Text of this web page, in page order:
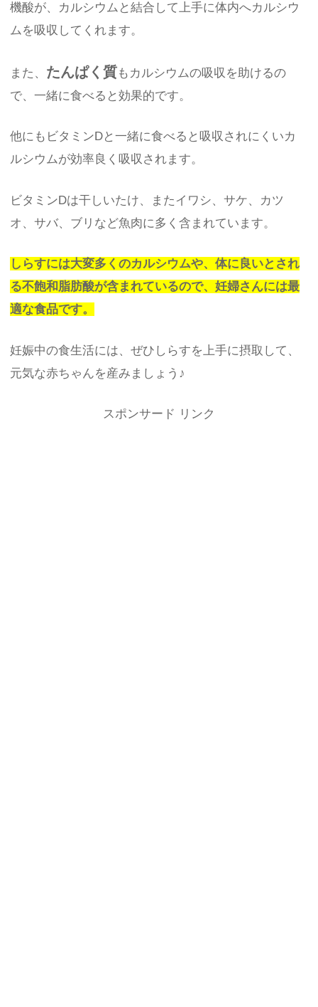
機酸が、カルシウムと結合して上手に体内へカルシウ
ムを吸収してくれます。
また、 たんぱく質もカルシウムの吸収を助けるの
で、一緒に食べると効果的です。
他にもビタミンDと一緒に食べると吸収されにくいカ
ルシウムが効率良く吸収されます。
ビタミンDは干しいたけ、またイワシ、サケ、カツ
オ、サバ、ブリなど魚肉に多く含まれています。
しらすには大変多くのカルシウムや、体に良いとされ
る不飽和脂肪酸が含まれているので、妊婦さんには最
適な食品です。
妊娠中の食生活には、ぜひしらすを上手に摂取して、
元気な赤ちゃんを産みましょう♪
スポンサード リンク